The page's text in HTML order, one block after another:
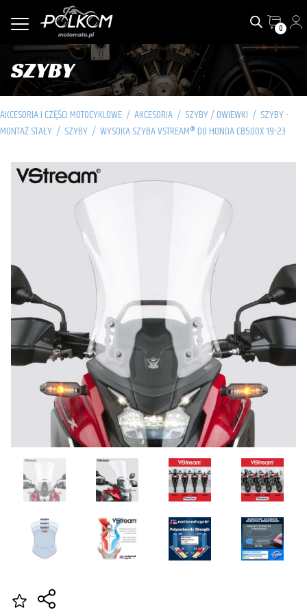
0
SZYBY
AKCESORIA I CZĘŚCI MOTOCYKLOWE / AKCESORIA / SZYBY / OWIEWKI / SZYBY -
MONTAŻ STAŁY / SZYBY / WYSOKA SZYBA VSTREAM® DO HONDA CB500X 19-23